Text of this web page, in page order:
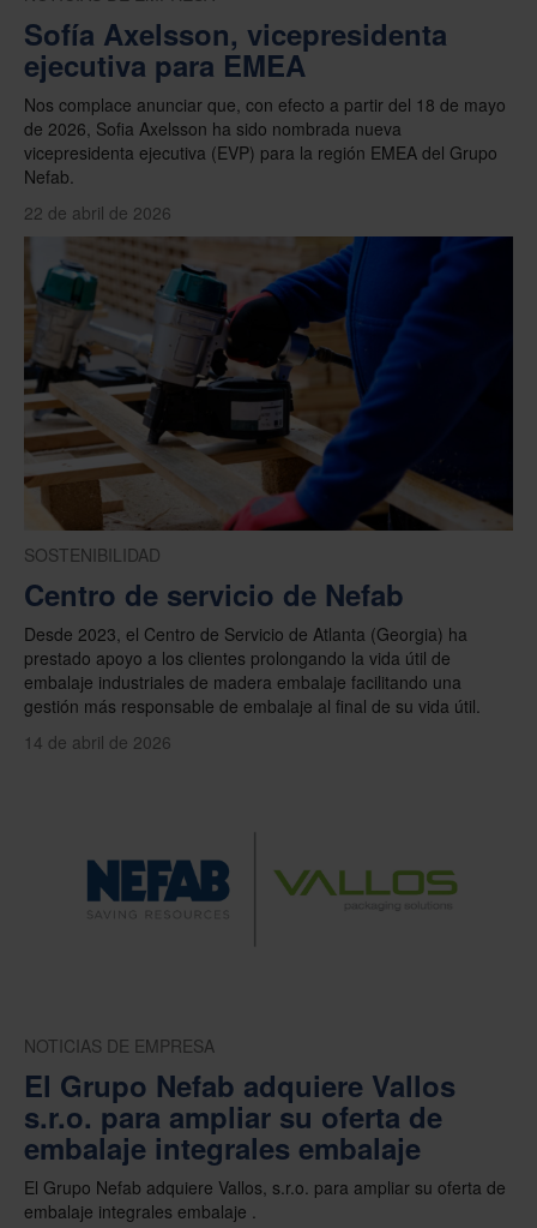
Sofía Axelsson, vicepresidenta
ejecutiva para EMEA
Nos complace anunciar que, con efecto a partir del 18 de mayo
de 2026, Sofia Axelsson ha sido nombrada nueva
vicepresidenta ejecutiva (EVP) para la región EMEA del Grupo
Nefab.
22 de abril de 2026
SOSTENIBILIDAD
Centro de servicio de Nefab
Desde 2023, el Centro de Servicio de Atlanta (Georgia) ha
prestado apoyo a los clientes prolongando la vida útil de
embalaje industriales de madera embalaje facilitando una
gestión más responsable de embalaje al final de su vida útil.
14 de abril de 2026
NOTICIAS DE EMPRESA
El Grupo Nefab adquiere Vallos
s.r.o. para ampliar su oferta de
embalaje integrales embalaje
El Grupo Nefab adquiere Vallos, s.r.o. para ampliar su oferta de
embalaje integrales embalaje .